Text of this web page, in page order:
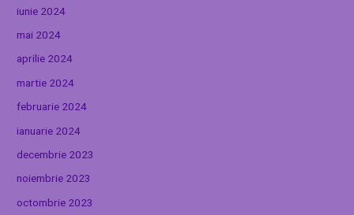
iunie 2024
mai 2024
aprilie 2024
martie 2024
februarie 2024
ianuarie 2024
decembrie 2023
noiembrie 2023
octombrie 2023